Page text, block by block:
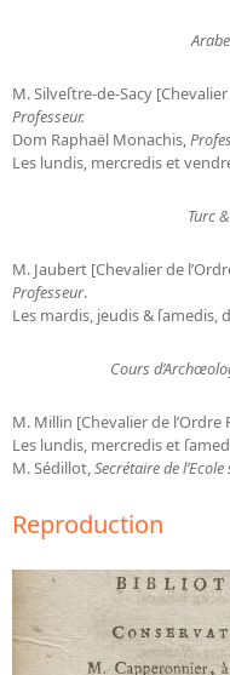
M. Silveſtre-de-Sacy
Professeur.
Dom Raphaël Monachis,
Les lundis, mercredis et
Turc
M. Jaubert [Chevalier de
Professeur.
Les mardis, jeudis & ſamedis,
Cours
M. Millin [Chevalier de
Les lundis, mercredis et
M. Sédillot,Secrétaire de l’Ecole
Reproduction